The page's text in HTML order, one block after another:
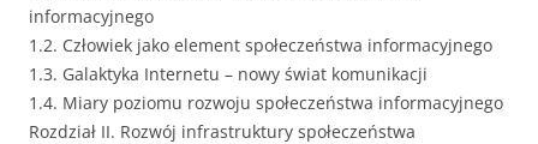
informacyjnego
1.2. Człowiek jako element społeczeństwa informacyjnego
1.3. Galaktyka Internetu – nowy świat komunikacji
1.4. Miary poziomu rozwoju społeczeństwa informacyjnego
Rozdział II. Rozwój infrastruktury społeczeństwa